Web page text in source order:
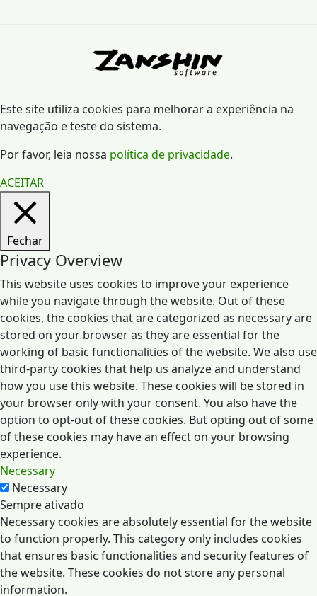
Este site utiliza cookies para melhorar a experiência na
navegação e teste do sistema.
Por favor, leia nossa política de privacidade.
ACEITAR
Fechar
Privacy Overview
This website uses cookies to improve your experience
while you navigate through the website. Out of these
cookies, the cookies that are categorized as necessary are
stored on your browser as they are essential for the
working of basic functionalities of the website. We also use
third-party cookies that help us analyze and understand
how you use this website. These cookies will be stored in
your browser only with your consent. You also have the
option to opt-out of these cookies. But opting out of some
of these cookies may have an effect on your browsing
experience.
Necessary
Necessary
Sempre ativado
Necessary cookies are absolutely essential for the website
to function properly. This category only includes cookies
that ensures basic functionalities and security features of
the website. These cookies do not store any personal
information.